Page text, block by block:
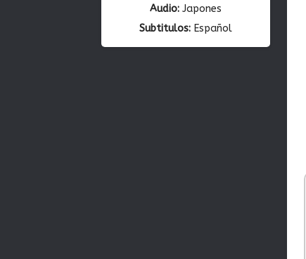
Audio: Japones
Subtitulos: Español